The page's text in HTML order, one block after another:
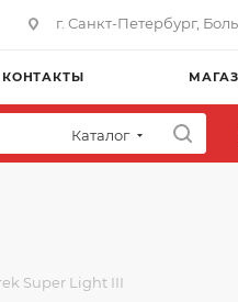
г. Санкт-Петербург,
КОНТАКТЫ
Каталог
Super Light III